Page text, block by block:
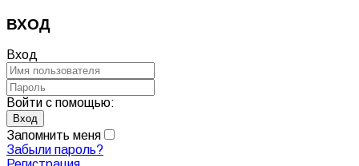
ВХОД
Вход
Войти с помощью:
Запомнить меня
Забыли пароль?